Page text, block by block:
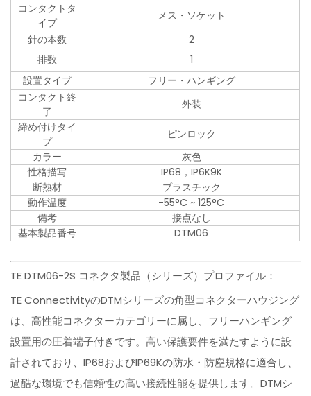
コンタクトタ
イプ
メス・ソケット
針の本数
2
排数
1
設置タイプ
フリー・ハンギング
コンタクト終
了
外装
締め付けタイ
プ
ピンロック
カラー
灰色
性格描写
IP68，IP6K9K
断熱材
プラスチック
動作温度
-55°C ~ 125°C
備考
接点なし
基本製品番号
DTM06
TE DTM06-2S コネクタ製品（シリーズ）プロファイル：
TE ConnectivityのDTMシリーズの角型コネクターハウジング
は、高性能コネクターカテゴリーに属し、フリーハンギング
設置用の圧着端子付きです。高い保護要件を満たすように設
計されており、IP68およびIP69Kの防水・防塵規格に適合し、
過酷な環境でも信頼性の高い接続性能を提供します。DTMシ